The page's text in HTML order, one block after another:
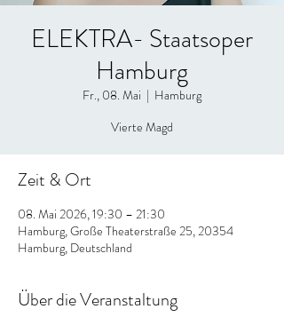
ELEKTRA- Staatsoper
Hamburg
Fr., 08. Mai
  |
Hamburg
Vierte Magd
Zeit & Ort
08. Mai 2026, 19:30 – 21:30
Hamburg, Große Theaterstraße 25, 20354
Hamburg, Deutschland
Über die Veranstaltung